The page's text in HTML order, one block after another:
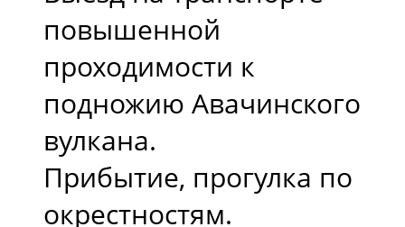
повышенной
проходимости к
подножию Авачинского
вулкана.
Прибытие, прогулка по
окрестностям.